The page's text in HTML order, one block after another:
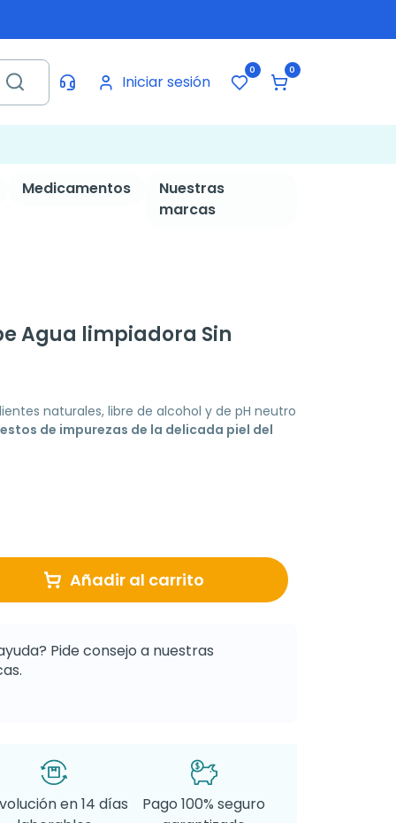
Iniciar sesión
0 0
Medicamentos
Nuestras
marcas
Agua limpiadora Sin
naturales, libre de alcohol y de pH neutro
de impurezas de la delicada piel del
Añadir al carrito
Pide consejo a nuestras
en 14 días
Pago 100% seguro